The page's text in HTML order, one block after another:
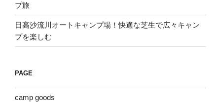
プ旅
日高沙流川オートキャンプ場！快適な芝生で広々キャン
プを楽しむ
PAGE
camp goods